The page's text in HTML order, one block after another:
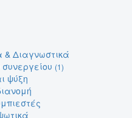
& Διαγνωστικά
(1)
ψύξη